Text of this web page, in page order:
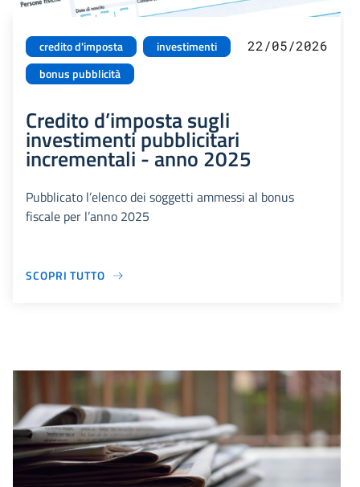
credito d'imposta
investimenti
bonus pubblicità
22/05/2026
Credito d’imposta sugli
investimenti pubblicitari
incrementali - anno 2025
Pubblicato l’elenco dei soggetti ammessi al bonus
fiscale per l’anno 2025
SCOPRI TUTTO